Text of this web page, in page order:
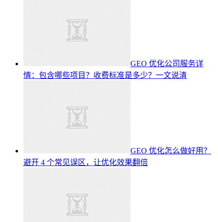
GEO 优化公司服务详
情：包含哪些项目？收费标准是多少？一文说清
GEO 优化怎么做好用？
避开 4 个常见误区，让优化效果翻倍